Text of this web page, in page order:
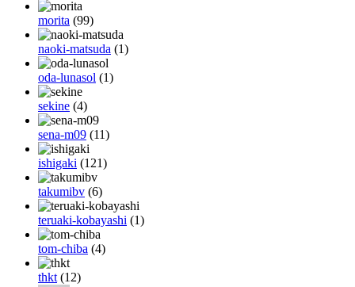
morita (99)
naoki-matsuda (1)
oda-lunasol (1)
sekine (4)
sena-m09 (11)
ishigaki (121)
takumibv (6)
teruaki-kobayashi (1)
tom-chiba (4)
thkt(12)